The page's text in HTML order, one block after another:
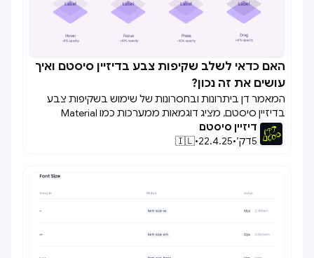

האם כדאי לשלב שקיפות צבע בדיזיין סיסטם ואיך
עושים את זה נכון?
המאמר דן ביתרונות ובחסרונות של שימוש בשקיפות צבע
בדיזיין סיסטם, מציג דוגמאות ממערכות כמו Material
Design, ומציע עקרונות לשימוש מושכל בשקיפויות תוך שמירה
על נגישות ועקביות.
דיזיין סיסטם
5דק׳•
22.4.25
•
🇮🇱